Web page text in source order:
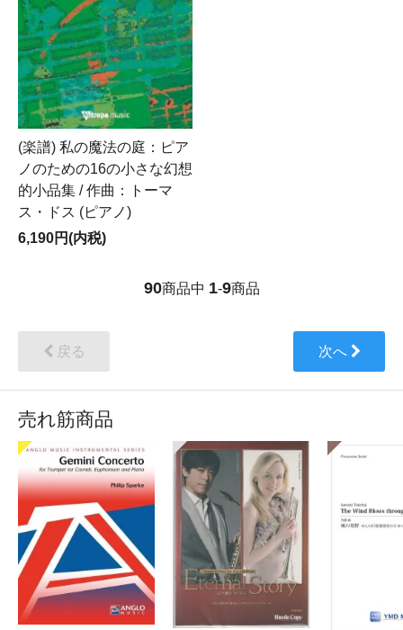
(楽譜) 私の魔法の庭：ピア
ノのための16の小さな幻想
的小品集 / 作曲：トーマ
ス・ドス (ピアノ)
6,190円(内税)
90商品中 1-9商品
戻る 次へ
売れ筋商品